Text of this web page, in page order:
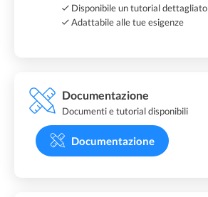
Disponibile un tutorial dettagliato
Adattabile alle tue esigenze
Documentazione
Documenti e tutorial disponibili
Documentazione